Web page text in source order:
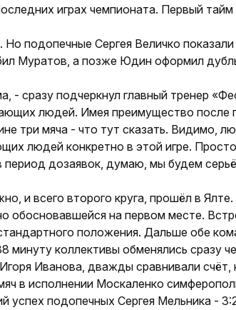
играх чемпионата. Первый
подопечные Сергея Величко
Муратов, а позже Юдин оформил
- сразу подчерк­нул главный тренер
людей. Имея преимущество после
три мяча - что тут сказать. Видимо,
людей конкретно в этой игре.
дозаявок, думаю, мы будем
и всего второго круга, прошёл в
обосновавшейся на первом месте.
положения. Дальше обе
минуту коллективы обменялись сразу
Иванова, дважды сравнивали счёт,
в исполнении Москаленко
успех подопечных Сергея Мельника -